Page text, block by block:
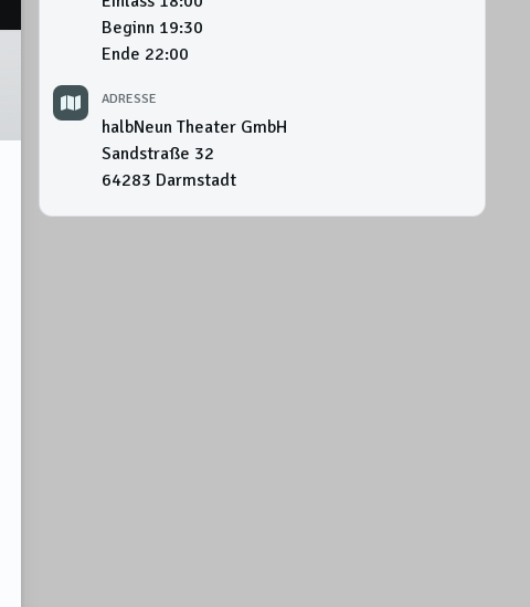
Beginn 19:30
Ende 22:00
ADRESSE
halbNeun Theater GmbH
Sandstraße 32
64283 Darmstadt